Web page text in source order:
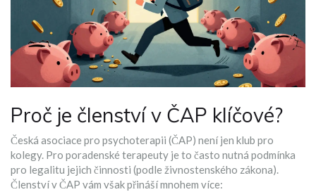
Proč je členství v ČAP klíčové?
Česká asociace pro psychoterapii (ČAP) není jen klub pro
kolegy. Pro poradenské terapeuty je to často nutná podmínka
pro legalitu jejich činnosti (podle živnostenského zákona).
Členství v ČAP vám však přináší mnohem více: